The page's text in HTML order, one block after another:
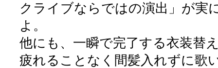
クライブならではの演出」が実
よ。
他にも、一瞬で完了する衣装替
疲れることなく間髪入れずに歌